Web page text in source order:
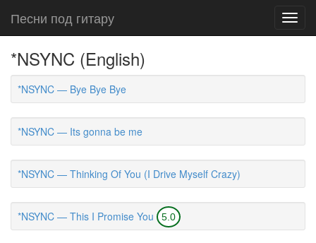
Песни под гитару
*NSYNC (English)
*NSYNC — Bye Bye Bye
*NSYNC — Its gonna be me
*NSYNC — Thinking Of You (I Drive Myself Crazy)
*NSYNC — This I Promise You 5.0